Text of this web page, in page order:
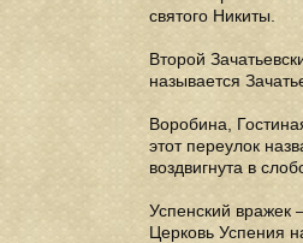
святого Никиты.
Второй
называется
Воробина,
этот переулок
воздвигнута в
Успенский вражек
Церковь Успения